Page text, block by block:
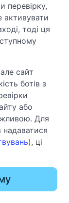
перевірку,
тоді ця
сайт
ботів з
або
Для
), ці